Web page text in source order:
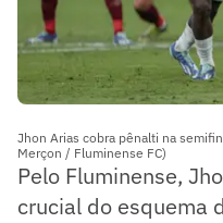
Jhon Arias cobra pênalti na
Merçon / Fluminense FC)
Pelo Fluminense,
crucial do esquema